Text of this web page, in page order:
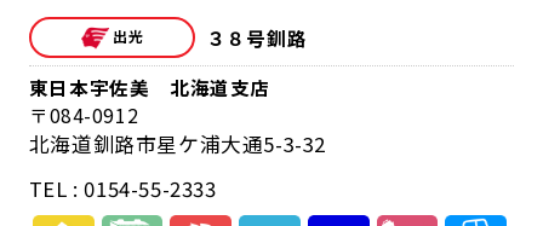
３８号釧路
東日本宇佐美 北海道支店
084-0912
北海道釧路市星ケ浦大通5-3-32
TEL : 0154-55-2333